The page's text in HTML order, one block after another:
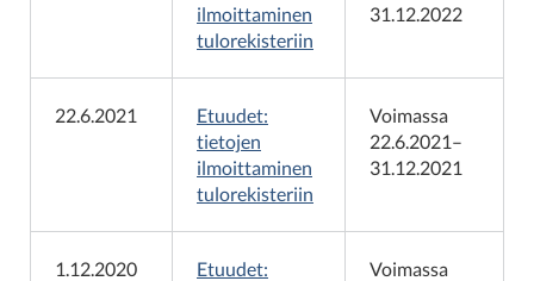
ilmoittaminen
tulorekisteriin
31.12.2022
22.6.2021
Etuudet:
tietojen
ilmoittaminen
tulorekisteriin
Voimassa
22.6.2021–
31.12.2021
1.12.2020
Etuudet:
Voimassa